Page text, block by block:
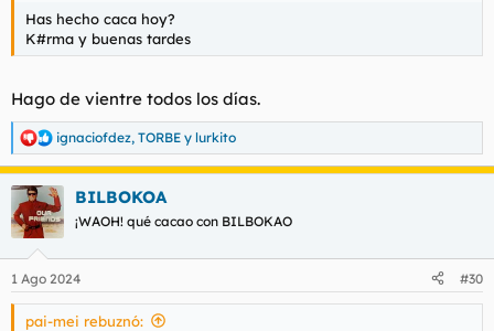
Has hecho caca hoy?
K#rma y buenas tardes
Hago de vientre todos los días.
R
e
a
c
c
i
e
s
ignaciofdez, TORBE y lurkito
BILBOKOA
¡WAOH! qué cacao con BILBOKAO
1 Ago 2024 #30
pai-mei rebuznó: